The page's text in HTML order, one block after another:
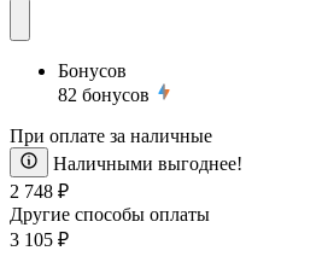
Бонусов
82 бонусов
При оплате за наличные
Наличными выгоднее!
2 748 ₽
Другие способы оплаты
3 105 ₽